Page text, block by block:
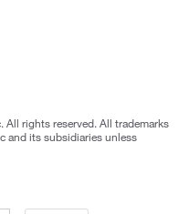
rights reserved. All trademarks
and its subsidiaries unless